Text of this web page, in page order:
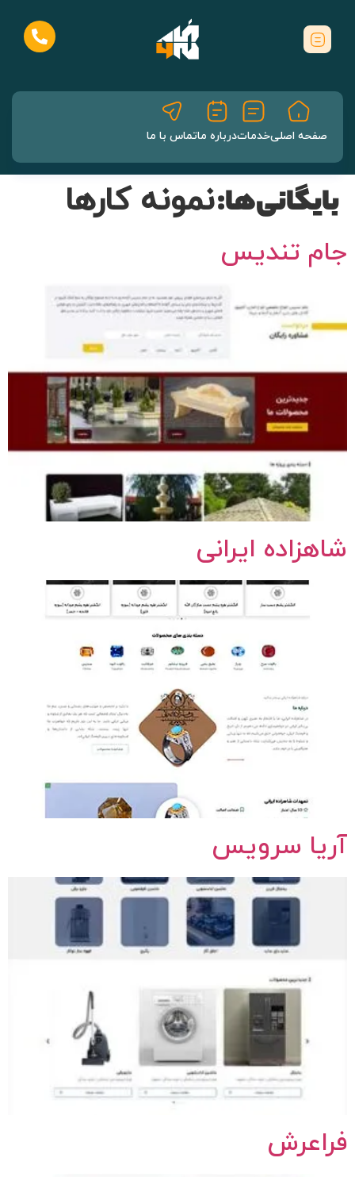
صفحه اصلیخدماتدرباره ماتماس با ما
بایگانی‌ها:نمونه کارها
جام تندیس
شاهزاده ایرانی
آریا سرویس
فراعرش